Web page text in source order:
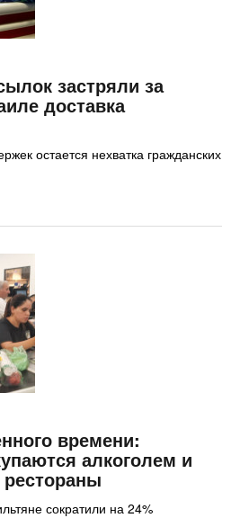
застряли за
доставка
остается нехватка гражданских
времени:
алкоголем и
сократили на 24%